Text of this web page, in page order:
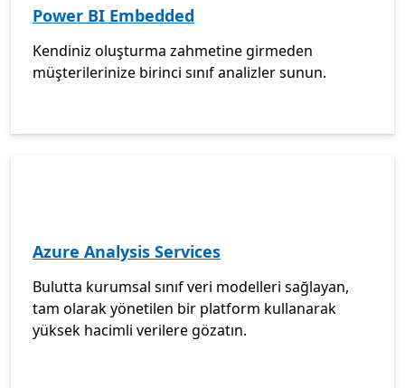
Power BI Embedded
Kendiniz oluşturma zahmetine girmeden
müşterilerinize birinci sınıf analizler sunun.
Azure Analysis Services
Bulutta kurumsal sınıf veri modelleri sağlayan,
tam olarak yönetilen bir platform kullanarak
yüksek hacimli verilere gözatın.